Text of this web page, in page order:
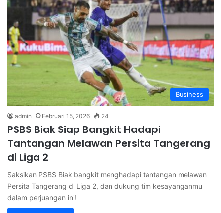
Business
admin Februari 15, 2026 24
PSBS Biak Siap Bangkit Hadapi
Tantangan Melawan Persita Tangerang
di Liga 2
Saksikan PSBS Biak bangkit menghadapi tantangan melawan
Persita Tangerang di Liga 2, dan dukung tim kesayanganmu
dalam perjuangan ini!